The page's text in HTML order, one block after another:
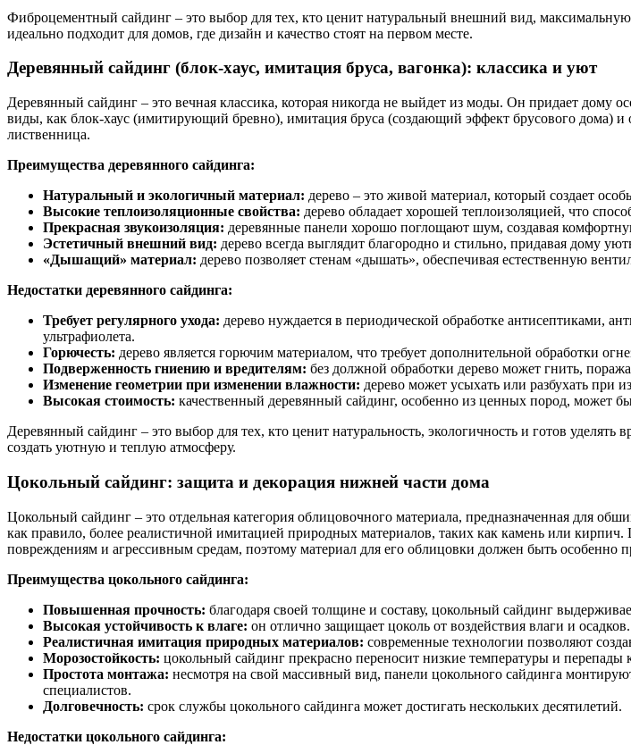
Фиброцементный сайдинг – это выбор для тех, кто ценит натуральный внешний вид,
идеально подходит для домов, где дизайн и качество стоят на первом месте.
Деревянный сайдинг (блок-хаус, имитация бруса, вагонка): классика и уют
Деревянный сайдинг – это вечная классика, которая никогда не выйдет из моды. Он придает дому
виды, как блок-хаус (имитирующий бревно), имитация бруса (создающий эффект брусового дома) и
лиственница.
Преимущества деревянного сайдинга:
Натуральный и экологичный материал: дерево – это живой материал, который создает
Высокие теплоизоляционные свойства: дерево обладает хорошей теплоизоляцией, что
Прекрасная звукоизоляция: деревянные панели хорошо поглощают шум, создавая
Эстетичный внешний вид: дерево всегда выглядит благородно и стильно, придавая дому
«Дышащий» материал: дерево позволяет стенам «дышать», обеспечивая естественную
Недостатки деревянного сайдинга:
Требует регулярного ухода: дерево нуждается в периодической обработке антисептиками,
ультрафиолета.
Горючесть: дерево является горючим материалом, что требует дополнительной обработки
Подверженность гниению и вредителям: без должной обработки дерево может гнить,
Изменение геометрии при изменении влажности: дерево может усыхать или разбухать
Высокая стоимость: качественный деревянный сайдинг, особенно из ценных пород, может
Деревянный сайдинг – это выбор для тех, кто ценит натуральность, экологичность и готов
создать уютную и теплую атмосферу.
Цокольный сайдинг: защита и декорация нижней части дома
Цокольный сайдинг – это отдельная категория облицовочного материала, предназначенная для
как правило, более реалистичной имитацией природных материалов, таких как камень или
повреждениям и агрессивным средам, поэтому материал для его облицовки должен быть особенно
Преимущества цокольного сайдинга:
Повышенная прочность: благодаря своей толщине и составу, цокольный сайдинг
Высокая устойчивость к влаге: он отлично защищает цоколь от воздействия влаги и осадков.
Реалистичная имитация природных материалов: современные технологии позволяют
Морозостойкость: цокольный сайдинг прекрасно переносит низкие температуры и перепады
Простота монтажа: несмотря на свой массивный вид, панели цокольного сайдинга
специалистов.
Долговечность: срок службы цокольного сайдинга может достигать нескольких десятилетий.
Недостатки цокольного сайдинга: